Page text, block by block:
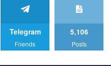
Telegram
Friends
5,106
Posts